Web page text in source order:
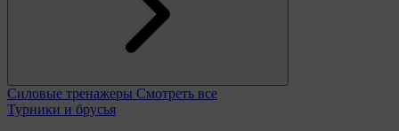
Силовые тренажеры Смотреть все
Турники и брусья